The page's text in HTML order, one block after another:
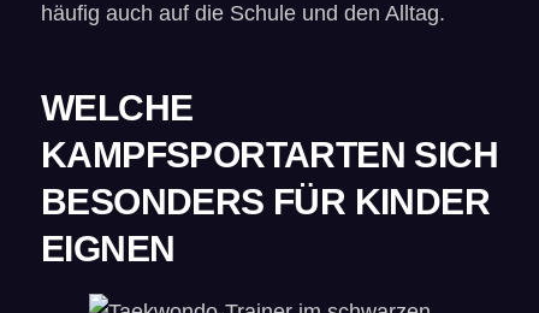
häufig auch auf die Schule und den Alltag.
WELCHE
KAMPFSPORTARTEN SICH
BESONDERS FÜR KINDER
EIGNEN